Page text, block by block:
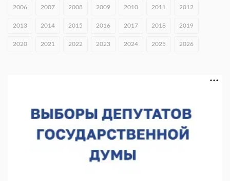
раза
06.08.2026 15:26
Видели ночь, бежали всю ночь... На Нижневолжской
набережной прошел необычный забег
2006 2007 2008 2009 2010 2011 2012
2013 2014 2015 2016 2017 2018 2019
2020 2021 2022 2023 2024 2025 2026